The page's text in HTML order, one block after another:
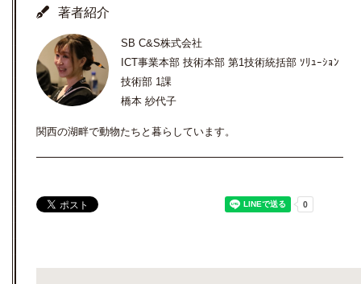
著者紹介
SB C&S株式会社
ICT事業本部 技術本部 第1技術統括部 ｿﾘｭｰｼｮﾝ
技術部 1課
橋本 紗代子
関西の湖畔で動物たちと暮らしています。